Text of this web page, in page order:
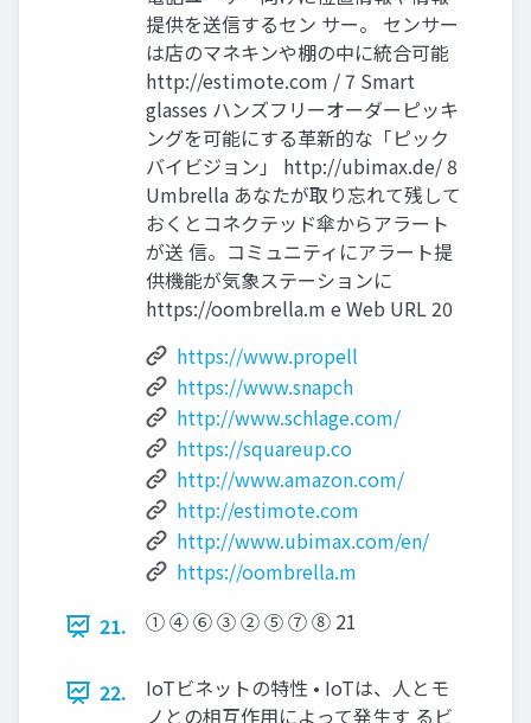
提供を送信するセン サー。 センサー
は店のマネキンや棚の中に統合可能
http://estimote.com / 7 Smart
glasses ハンズフリーオーダーピッキ
ングを可能にする革新的な「ピック
バイビジョン」 http://ubimax.de/ 8
Umbrella あなたが取り忘れて残して
おくとコネクテッド傘からアラート
が送 信。コミュニティにアラート提
供機能が気象ステーションに
https://oombrella.m e Web URL 20
https://www.propell
https://www.snapch
http://www.schlage.com/
https://squareup.co
http://www.amazon.com/
http://estimote.com
http://www.ubimax.com/en/
https://oombrella.m
21.
① ④ ⑥ ③ ② ⑤ ⑦ ⑧ 21
22.
IoTビネットの特性 • IoTは、人とモ
ノとの相互作用によって発生す るビ